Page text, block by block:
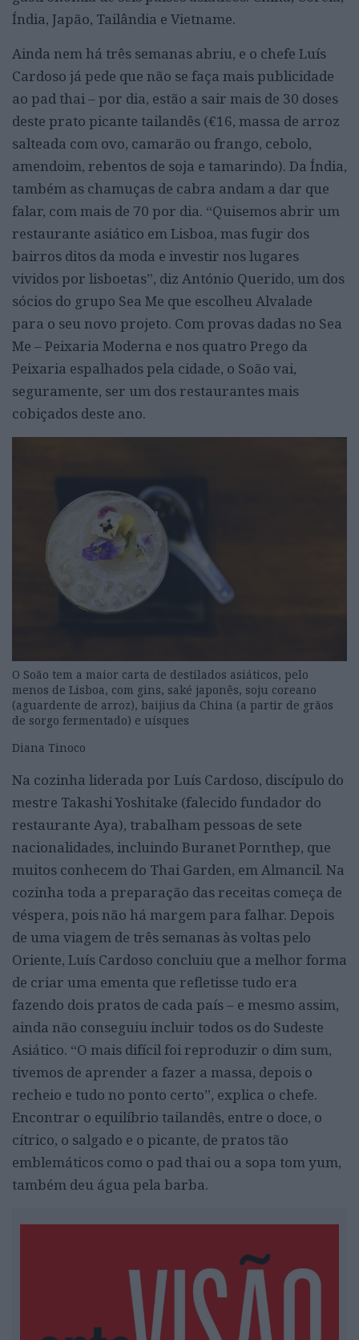
Índia, Japão, Tailândia e Vietname.
Ainda nem há três semanas abriu, e o chefe Luís
Cardoso já pede que não se faça mais publicidade
ao pad thai – por dia, estão a sair mais de 30 doses
deste prato picante tailandês (€16, massa de arroz
salteada com ovo, camarão ou frango, cebolo,
amendoim, rebentos de soja e tamarindo). Da Índia,
também as chamuças de cabra andam a dar que
falar, com mais de 70 por dia. “Quisemos abrir um
restaurante asiático em Lisboa, mas fugir dos
bairros ditos da moda e investir nos lugares
vividos por lisboetas”, diz António Querido, um dos
sócios do grupo Sea Me que escolheu Alvalade
para o seu novo projeto. Com provas dadas no Sea
Me – Peixaria Moderna e nos quatro Prego da
Peixaria espalhados pela cidade, o Soão vai,
seguramente, ser um dos restaurantes mais
cobiçados deste ano.
O Soão tem a maior carta de destilados asiáticos, pelo
menos de Lisboa, com gins, saké japonês, soju coreano
(aguardente de arroz), baijius da China (a partir de grãos
de sorgo fermentado) e uísques
Diana Tinoco
Na cozinha liderada por Luís Cardoso, discípulo do
mestre Takashi Yoshitake (falecido fundador do
restaurante Aya), trabalham pessoas de sete
nacionalidades, incluindo Buranet Pornthep, que
muitos conhecem do Thai Garden, em Almancil. Na
cozinha toda a preparação das receitas começa de
véspera, pois não há margem para falhar. Depois
de uma viagem de três semanas às voltas pelo
Oriente, Luís Cardoso concluiu que a melhor forma
de criar uma ementa que refletisse tudo era
fazendo dois pratos de cada país – e mesmo assim,
ainda não conseguiu incluir todos os do Sudeste
Asiático. “O mais difícil foi reproduzir o dim sum,
tivemos de aprender a fazer a massa, depois o
recheio e tudo no ponto certo”, explica o chefe.
Encontrar o equilíbrio tailandês, entre o doce, o
cítrico, o salgado e o picante, de pratos tão
emblemáticos como o pad thai ou a sopa tom yum,
também deu água pela barba.